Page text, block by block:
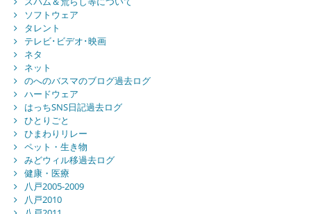
ソフトウェア
タレント
テレビ･ビデオ･映画
ネタ
ネット
のへのバスマのブログ過去ログ
ハードウェア
はっちSNS日記過去ログ
ひとりごと
ひまわりリレー
ペット・生き物
みどウィル移過去ログ
健康・医療
八戸2005-2009
八戸2010